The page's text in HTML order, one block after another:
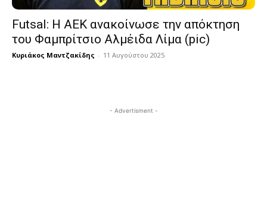
Futsal: Η ΑΕΚ ανακοίνωσε την απόκτηση
του Φαμπρίτσιο Αλμέιδα Λίμα (pic)
Κυριάκος Μαντζακίδης - 11 Αυγούστου 2025
- Advertisment -